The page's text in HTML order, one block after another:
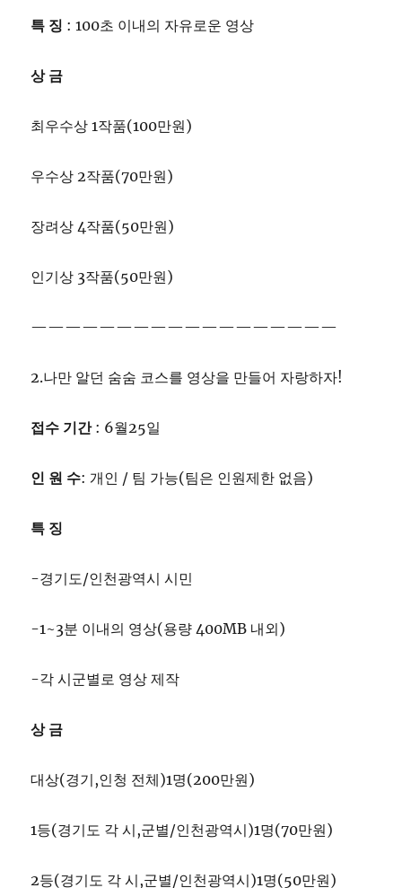
특 징 : 100초 이내의 자유로운 영상
상 금
최우수상 1작품(100만원)
우수상 2작품(70만원)
장려상 4작품(50만원)
인기상 3작품(50만원)
——————————————————
2.나만 알던 숨숨 코스를 영상을 만들어 자랑하자!
접수 기간: 6월25일
인 원 수: 개인 / 팀 가능(팀은 인원제한 없음)
특 징
-경기도/인천광역시 시민
-1~3분 이내의 영상(용량 400MB 내외)
-각 시군별로 영상 제작
상 금
대상(경기,인청 전체)1명(200만원)
1등(경기도 각 시,군별/인천광역시)1명(70만원)
2등(경기도 각 시,군별/인천광역시)1명(50만원)